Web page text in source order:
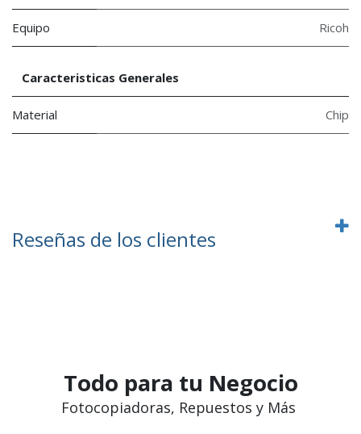
Equipo Ricoh
Caracteristicas Generales
Material Chip
Reseñas de los clientes
Todo para tu Negocio
Fotocopiadoras, Repuestos y Más